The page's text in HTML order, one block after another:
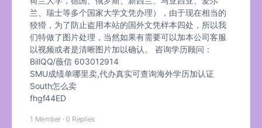
兰、瑞士等多个国家大学文凭办理），由于现在相当的
狡猾，为了防止盗用本站的国外文凭样本四处，所以我
们特做了图片处理，当然如果有需要可以加本公司客服
以视频或者是清晰图片加以确认。 咨询学历顾问：
BillQQ/薇信 603012914
SMU成绩单哪里卖,代办真实可查询海外学历加认证
South怎么卖
fhgf44ED
1 Member · 0 Replies